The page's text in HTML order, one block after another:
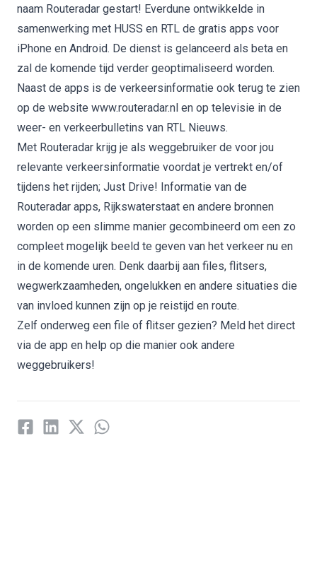
naam Routeradar gestart! Everdune ontwikkelde in
samenwerking met HUSS en RTL de gratis apps voor
iPhone en Android. De dienst is gelanceerd als beta en
zal de komende tijd verder geoptimaliseerd worden.
Naast de apps is de verkeersinformatie ook terug te zien
op de website www.routeradar.nl en op televisie in de
weer- en verkeerbulletins van RTL Nieuws.
Met Routeradar krijg je als weggebruiker de voor jou
relevante verkeersinformatie voordat je vertrekt en/of
tijdens het rijden; Just Drive! Informatie van de
Routeradar apps, Rijkswaterstaat en andere bronnen
worden op een slimme manier gecombineerd om een zo
compleet mogelijk beeld te geven van het verkeer nu en
in de komende uren. Denk daarbij aan files, flitsers,
wegwerkzaamheden, ongelukken en andere situaties die
van invloed kunnen zijn op je reistijd en route.
Zelf onderweg een file of flitser gezien? Meld het direct
via de app en help op die manier ook andere
weggebruikers!